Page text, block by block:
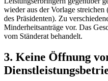
wieder aus der Vorlage
des Präsidenten). Zu
Minderheitsanträge vor. Das
vom Ständerat behandelt.
3. Keine Öffnung